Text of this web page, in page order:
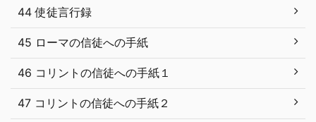
44 使徒言行録
45 ローマの信徒への手紙
46 コリントの信徒への手紙１
47 コリントの信徒への手紙２